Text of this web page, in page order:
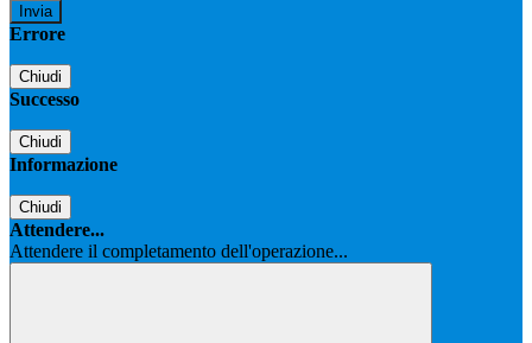
Errore
Chiudi
Successo
Chiudi
Informazione
Chiudi
Attendere...
Attendere il completamento dell'operazione...